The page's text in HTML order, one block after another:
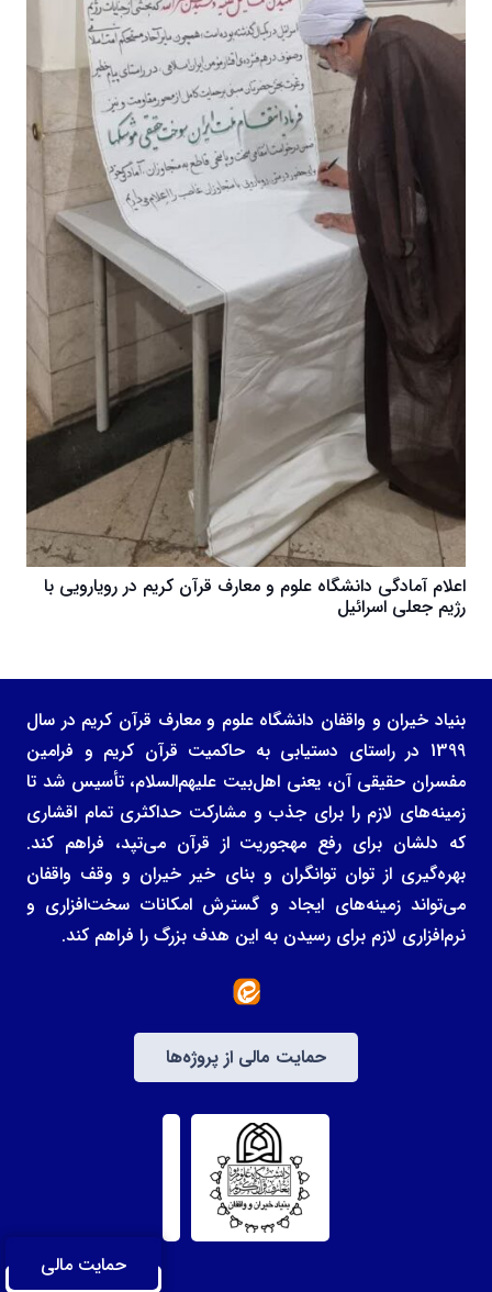
اعلام آمادگی دانشگاه علوم و معارف قرآن کریم در رویارویی با
رژیم جعلی اسرائیل
بنیاد خیران و واقفان دانشگاه علوم و معارف قرآن کریم در سال
1399 در راستای دستیابی به حاکمیت قرآن کریم و فرامین
مفسران حقیقی آن، یعنی اهل‌بیت علیهم‌السلام، تأسیس شد تا
زمینه‌های لازم را برای جذب و مشارکت حداکثری تمام اقشاری
که دلشان برای رفع مهجوریت از قرآن می‌تپد، فراهم کند.
بهره‌گیری از توان توانگران و بنای خیر خیران و وقف واقفان
می‌تواند زمینه‌های ایجاد و گسترش امکانات سخت‌افزاری و
نرم‌افزاری لازم برای رسیدن به این هدف بزرگ را فراهم کند.
حمایت مالی از پروژه‌ها
حمایت مالی